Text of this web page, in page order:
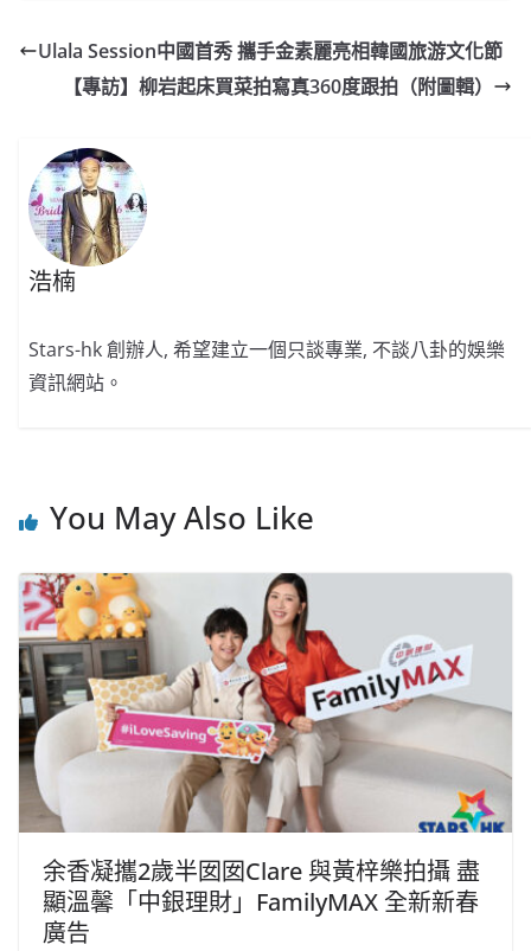
e
b
o
k
W
ei
o
s
A
h
at
er l y
Li
Ulala Session中國首秀 攜手金素麗亮相韓國旅游文化節
【專訪】柳岩起床買菜拍寫真360度跟拍（附圖輯）
浩楠
Stars-hk 創辦人, 希望建立一個只談專業, 不談八卦的娛樂
資訊網站。
You May Also Like
余香凝攜2歲半囡囡Clare 與黃梓樂拍攝 盡
顯溫馨「中銀理財」FamilyMAX 全新新春
廣告